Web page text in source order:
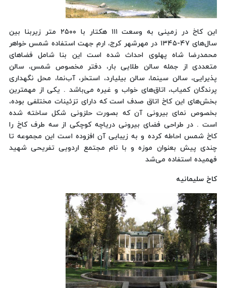
این كاخ در زمینی به وسعت ۱۱۱ هكتار با ۲۵۰۰ متر زیربنا بین
سال‌های ۴۷-۱۳۴۵ در مهرشهر كرج، ارم جهت استفاده شمس خواهر
محمدرضا شاه پهلوی احداث شده است این بنا شامل فضاهای
متعددی از جمله سالن طلایی بار، دفتر مخصوص شمس، سالن
پذیرایی، سالن سینما، سالن بیلیارد، استخر، آب‌نما، محل نگهداری
پرندگان كمیاب، اتاق‌های خواب و غیره می‌باشد . یكی از مهمترین
بخش‌های این كاخ اتاق صدف است كه دارای تزئینات مختلفی بوده،
بخصوص نمای بیرونی آن كه بصورت حلزونی شكل ساخته شده
است . در طراحی فضای بیرونی دریاچه كوچكی از سه طرف كاخ را
كاخ شمس احاطه كرده و به زیبایی آن افزوده است این مجموعه تا
چندی پیش بعنوان موزه و با نام مجتمع اردویی تفریحی شهید
فهمیده استفاده می‌شد
کاخ سلیمانیه